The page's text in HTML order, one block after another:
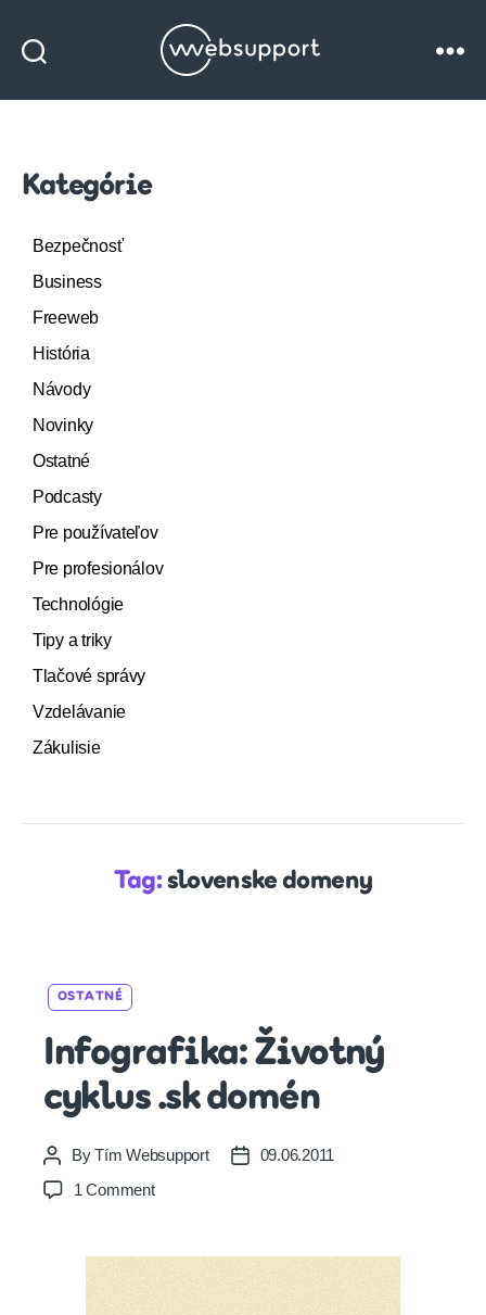
Websupport
Kategórie
Bezpečnosť
Business
Freeweb
História
Návody
Novinky
Ostatné
Podcasty
Pre používateľov
Pre profesionálov
Technológie
Tipy a triky
Tlačové správy
Vzdelávanie
Zákulisie
Tag: slovenske domeny
OSTATNÉ
Infografika: Životný
cyklus .sk domén
Post
author
ByTím Websupport
Post09.06.2011
1 Commenton
cyklus